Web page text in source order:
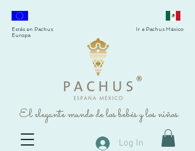
®
El elegante mundo de los bebés y los niños
Estás en Pachus
Europa
Ir a Pachus México
Log In